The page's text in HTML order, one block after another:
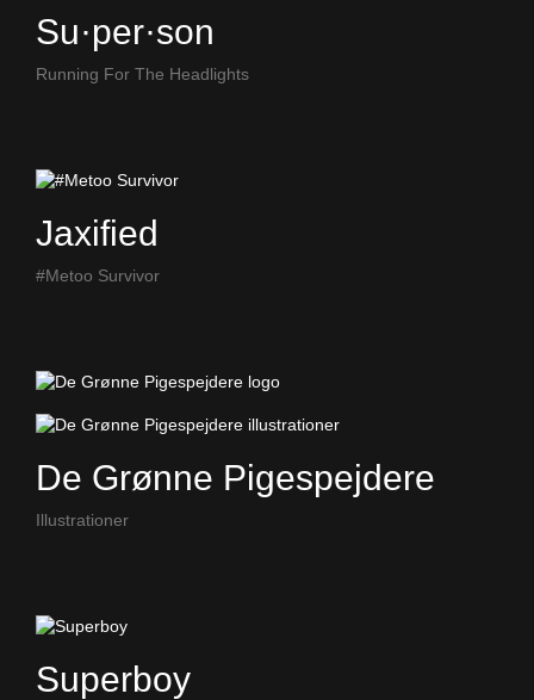
Su·per·son
Running For The Headlights
Jaxified
#Metoo Survivor
De Grønne Pigespejdere
Illustrationer
Superboy